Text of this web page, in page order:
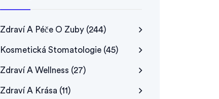
Zdraví A Péče O Zuby (244)
Kosmetická Stomatologie (45)
Zdraví A Wellness (27)
Zdraví A Krása (11)